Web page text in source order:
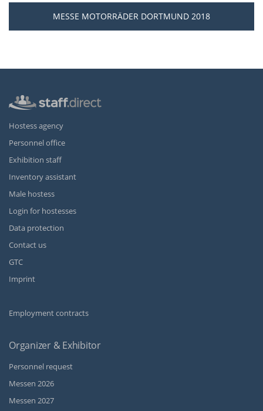
MESSE MOTORRÄDER DORTMUND 2018
Hostess agency
Personnel office
Exhibition staff
Inventory assistant
Male hostess
Login for hostesses
Data protection
Contact us
GTC
Imprint
Employment contracts
Organizer & Exhibitor
Personnel request
Messen 2026
Messen 2027